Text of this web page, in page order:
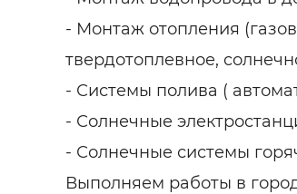
- Монтаж отопления
твердотоплевное,
- Системы полива (
- Солнечные
- Солнечные системы
Выполняем работы в